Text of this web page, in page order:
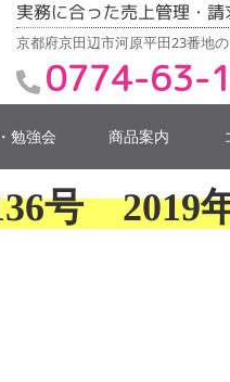
実務に合った売上管理・
京都府京田辺市河原平田23番地
0774-63-
勉強会 商品案内
号 2019